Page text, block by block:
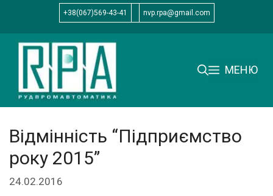
вмісту
+38(067)569-43-41 nvp.rpa@gmail.com
МЕНЮ
Відмінність “Підприємство
року 2015”
24.02.2016